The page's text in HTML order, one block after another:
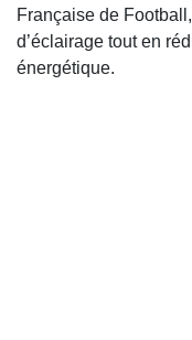
Française de
d’éclairage tout en
énergétique.